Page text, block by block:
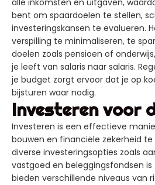
bent om spaardoelen te stellen,
investeringskansen te evalueren.
verspilling te minimaliseren, te
doelen zoals pensioen of
je leeft van salaris naar salaris.
je budget zorgt ervoor dat je op
bijsturen waar nodig.
Investeren voor
Investeren is een effectieve
bouwen en financiële zekerheid te
diverse investeringsopties zoals
vastgoed en beleggingsfondsen is
bieden verschillende niveaus van